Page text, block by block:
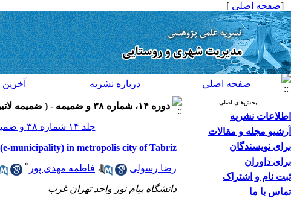
[صفحه اصلی ]
صفحه اصلي درباره نشريه
بخش‌های اصلی
اطلاعات نشریه
آرشیو مجله و مقالات
برای نویسندگان
برای داوران
ثبت نام و اشتراک
تماس با ما
دوره ۱۴، شماره ۳۸ و ضميمه - ( ضميمه لاتين ۱۳۹۴ )
جلد ۱۴ شماره ۳۸ و ضميمه صفحات ۲۲۱-۲۰۹
municipality) in metropolis city of Tabriz
رضا رسولی ، فاطمه مهدی پور *
دانشگاه پیام نور واحد تهران غرب